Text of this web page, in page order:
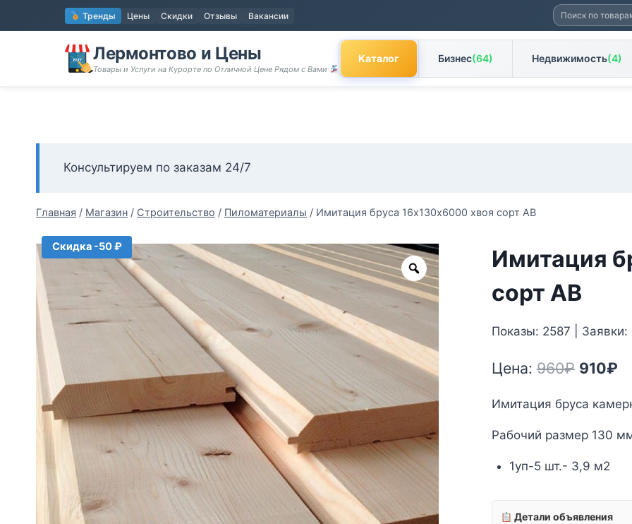
к
содержимому
Тренды Цены Скидки Отзывы Вакансии Искать:
Лермонтово и Цены
Товары и Услуги на Курорте по Отличной Цене Рядом с Вами
Каталог Бизнес(64) Недвижимость(4)
Консультируем по заказам 24/7
Главная / Магазин / Строительство / Пиломатериалы / Имитация бруса 16х130х6000 хвоя сорт АВ
Скидка -50 ₽
Zoom
Имитация
сорт АВ
Показы: 2587 | Заявки:
Цена: 960₽
960₽.
910₽
Имитация бруса
Рабочий размер 130
1уп-5 шт.- 3,9 м2
Детали объявления